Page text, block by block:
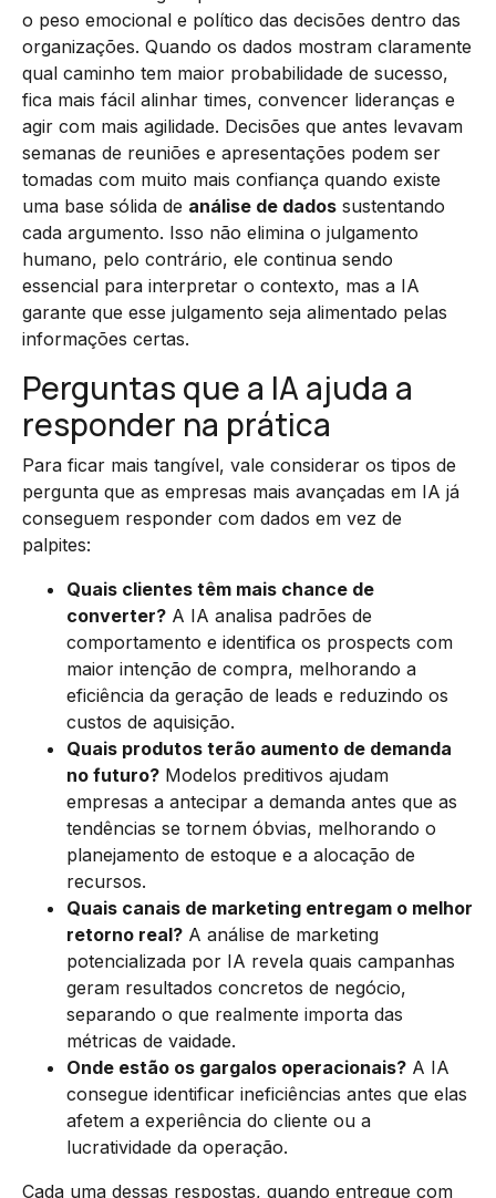
o peso emocional e político das decisões dentro das
organizações. Quando os dados mostram claramente
qual caminho tem maior probabilidade de sucesso,
fica mais fácil alinhar times, convencer lideranças e
agir com mais agilidade. Decisões que antes levavam
semanas de reuniões e apresentações podem ser
tomadas com muito mais confiança quando existe
uma base sólida de análise de dados sustentando
cada argumento. Isso não elimina o julgamento
humano, pelo contrário, ele continua sendo
essencial para interpretar o contexto, mas a IA
garante que esse julgamento seja alimentado pelas
informações certas.
Perguntas que a IA ajuda a
responder na prática
Para ficar mais tangível, vale considerar os tipos de
pergunta que as empresas mais avançadas em IA já
conseguem responder com dados em vez de
palpites:
Quais clientes têm mais chance de
converter? A IA analisa padrões de
comportamento e identifica os prospects com
maior intenção de compra, melhorando a
eficiência da geração de leads e reduzindo os
custos de aquisição.
Quais produtos terão aumento de demanda
no futuro? Modelos preditivos ajudam
empresas a antecipar a demanda antes que as
tendências se tornem óbvias, melhorando o
planejamento de estoque e a alocação de
recursos.
Quais canais de marketing entregam o melhor
retorno real? A análise de marketing
potencializada por IA revela quais campanhas
geram resultados concretos de negócio,
separando o que realmente importa das
métricas de vaidade.
Onde estão os gargalos operacionais? A IA
consegue identificar ineficiências antes que elas
afetem a experiência do cliente ou a
lucratividade da operação.
Cada uma dessas respostas, quando entregue com